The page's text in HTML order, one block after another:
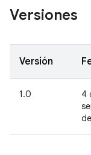
Versiones
Versión
1.0
4